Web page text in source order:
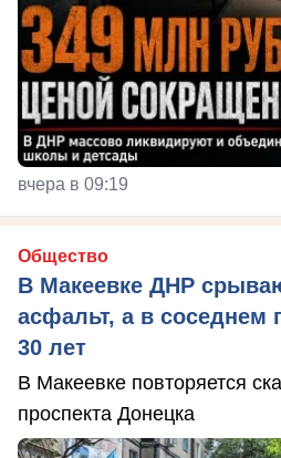
вчера в 09:19
Общество
В Макеевке ДНР
асфальт, а в соседнем
30 лет
В Макеевке повторяется
проспекта Донецка